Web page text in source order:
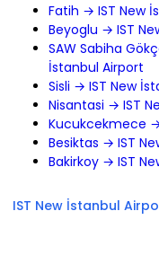
Fatih → IST New
Beyoglu → IST
SAW Sabiha
İstanbul Airport
Sisli → IST New
Nisantasi → IST
Kucukcekmece
Besiktas → IST
Bakirkoy → IST
IST New İstanbul